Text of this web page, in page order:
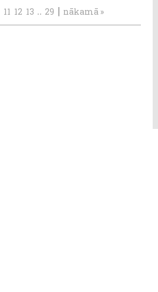
11 12 13 .. 29 | nākamā »